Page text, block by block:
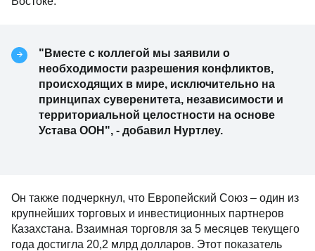
"Вместе с коллегой мы заявили о
необходимости разрешения конфликтов,
происходящих в мире, исключительно на
принципах суверенитета, независимости и
территориальной целостности на основе
Устава ООН", - добавил Нуртлеу.
Он также подчеркнул, что Европейский Союз – один из
крупнейших торговых и инвестиционных партнеров
Казахстана. Взаимная торговля за 5 месяцев текущего
года достигла 20,2 млрд долларов. Этот показатель